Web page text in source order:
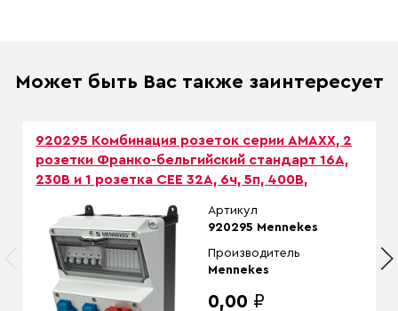
Может быть Вас также заинтересует
920295 Комбинация розеток серии AMAXX, 2
розетки Франко-бельгийский стандарт 16А,
230В и 1 розетка СЕЕ 32А, 6ч, 5п, 400В,
Артикул
920295 Mennekes
Производитель
Mennekes
0,00 ₽